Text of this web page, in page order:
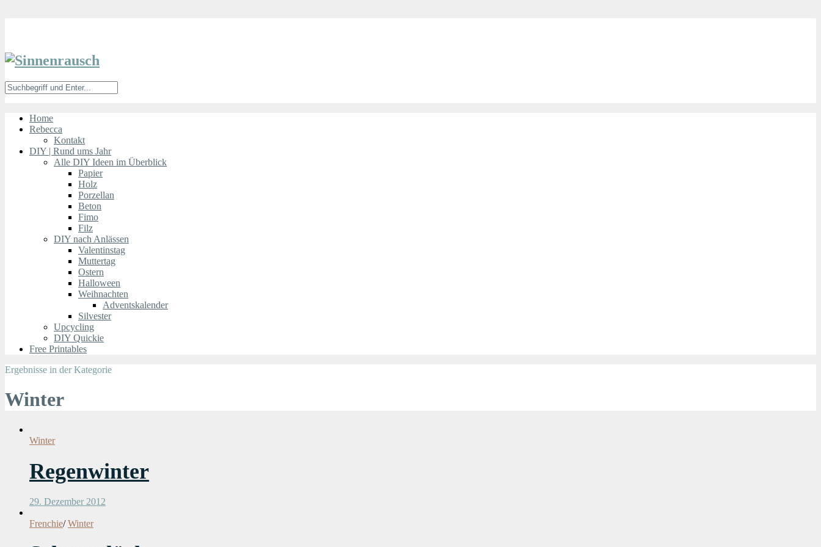
Home
Rebecca
Kontakt
DIY | Rund ums Jahr
Alle DIY Ideen im Überblick
Papier
Holz
Porzellan
Beton
Fimo
Filz
DIY nach Anlässen
Valentinstag
Muttertag
Ostern
Halloween
Weihnachten
Adventskalender
Silvester
Upcycling
DIY Quickie
Free Printables
Ergebnisse in der Kategorie
Winter
Winter
Regenwinter
29. Dezember 2012
Frenchie/ Winter